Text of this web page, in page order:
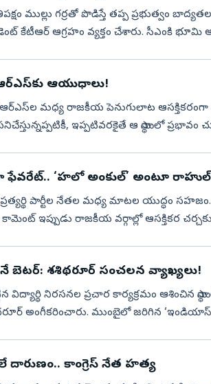
కేటీఆర్‌ ఆగ్రహం వ్యక్తం చేశారు. సీఎంకి భూమి
ఆయుధాలు!
మధ్య రాజకీయ పెనుగులాట ఆసక్తికరంగా
ఇప్పటివరకైతే ఆ స్థాయిలో ప్రభావం చూపుతున్నట్లు కనిపించడం
‘హలో అంకుల్‌’ అంటూ
పార్టీల నేతల మధ్య మాటల యుద్ధం సహజం.
ఇప్పుడు రాజకీయ వర్గాల్లో ఆసక్తికర
బెటర్‌: శశిథరూర్ సంచలన వ్యాఖ్యలు!
విద్యార్థి నిరసనల ప్రచార కార్యక్రమం ఆశించిన
అంగీకరించారు. ముంబైలో జరిగిన
దారుణం.. కాంగ్రెస్‌ నేత హత్య